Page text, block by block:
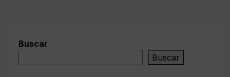
Buscar
Buscar